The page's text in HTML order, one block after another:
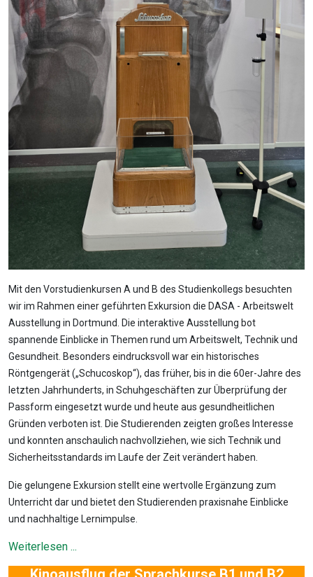
Mit den Vorstudienkursen A und B des Studienkollegs besuchten
wir im Rahmen einer geführten Exkursion die DASA - Arbeitswelt
Ausstellung in Dortmund. Die interaktive Ausstellung bot
spannende Einblicke in Themen rund um Arbeitswelt, Technik und
Gesundheit. Besonders eindrucksvoll war ein historisches
Röntgengerät („Schucoskop“), das früher, bis in die 60er-Jahre des
letzten Jahrhunderts, in Schuhgeschäften zur Überprüfung der
Passform eingesetzt wurde und heute aus gesundheitlichen
Gründen verboten ist. Die Studierenden zeigten großes Interesse
und konnten anschaulich nachvollziehen, wie sich Technik und
Sicherheitsstandards im Laufe der Zeit verändert haben.
Die gelungene Exkursion stellt eine wertvolle Ergänzung zum
Unterricht dar und bietet den Studierenden praxisnahe Einblicke
und nachhaltige Lernimpulse.
Weiterlesen ...